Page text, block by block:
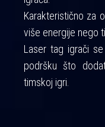
Karakteristično za
više energije nego
Laser tag igrači
podršku što
timskoj igri.